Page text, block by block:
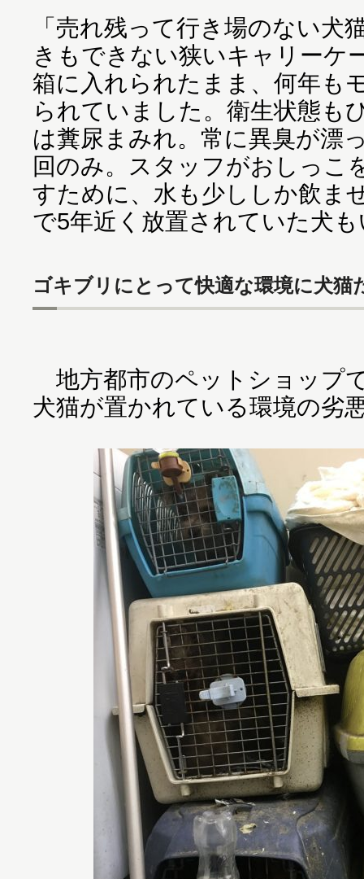
「売れ残って行き場のない犬
きもできない狭いキャリーケ
箱に入れられたまま、何年も
られていました。衛生状態も
は糞尿まみれ。常に異臭が漂
回のみ。スタッフがおしっこ
すために、水も少ししか飲ま
で5年近く放置されていた犬
ゴキブリにとって快適な環境に犬
地方都市のペットショップ
犬猫が置かれている環境の劣